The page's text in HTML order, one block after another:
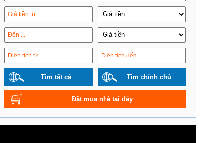
Tìm tất cả Tìm chính chủ
Đặt mua nhà tại đây